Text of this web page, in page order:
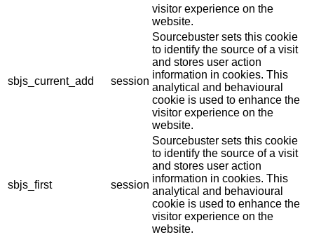
visitor experience on the
website.
sbjs_current_add session
Sourcebuster sets this cookie
to identify the source of a visit
and stores user action
information in cookies. This
analytical and behavioural
cookie is used to enhance the
visitor experience on the
website.
sbjs_first session
Sourcebuster sets this cookie
to identify the source of a visit
and stores user action
information in cookies. This
analytical and behavioural
cookie is used to enhance the
visitor experience on the
website.